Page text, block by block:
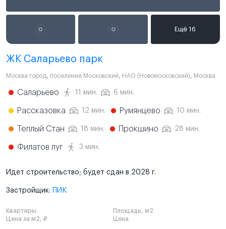
ЖК Саларьево парк
Москва город, поселение Московский, НАО (Новомосковский), Москва
Саларьево 11 мин. 6 мин.
Рассказовка 12 мин. Румянцево 10 мин.
Теплый Стан 18 мин. Прокшино 28 мин.
Филатов луг 3 мин.
Идет строительство; будет сдан в 2028 г.
Застройщик: ПИК
Квартиры
Площадь, м2
Цена за м2, ₽
Цена